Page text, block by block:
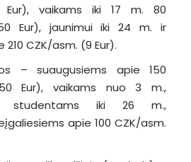
Eur), vaikams iki 17 m. 80
Eur), jaunimui iki 24 m. ir
CZK/asm. (9 Eur).
– suaugusiems apie 150
Eur), vaikams nuo 3 m.,
studentams iki 26 m.,
apie 100 CZK/asm.